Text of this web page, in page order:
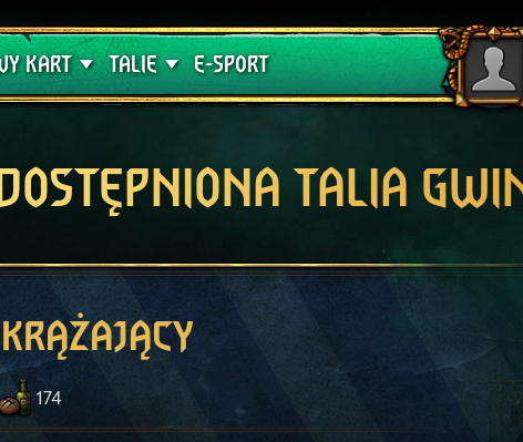
KART
Klątwa
TALIE
Poradniki
E-SPORT
TALIA
174